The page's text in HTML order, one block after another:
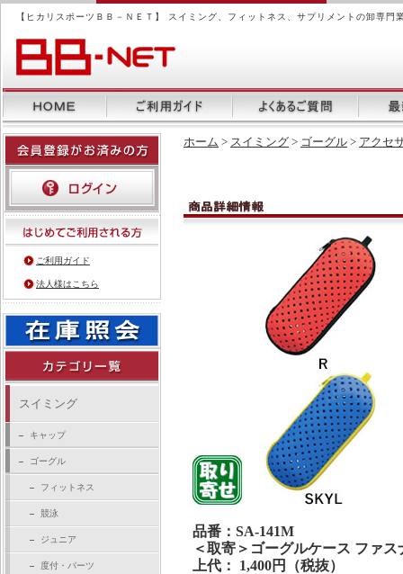
【ヒカリスポーツＢＢ－ＮＥＴ】 スイミング、フィットネス、サプリメントの卸専門
ご利用ガイド
法人様はこちら
スイミング
キャップ
ゴーグル
フィットネス
競泳
ジュニア
度付・パーツ
ホーム > スイミング > ゴーグル > アクセ
品番：SA-141M
＜取寄＞ゴーグルケース ファ
上代： 1,400円（税抜）